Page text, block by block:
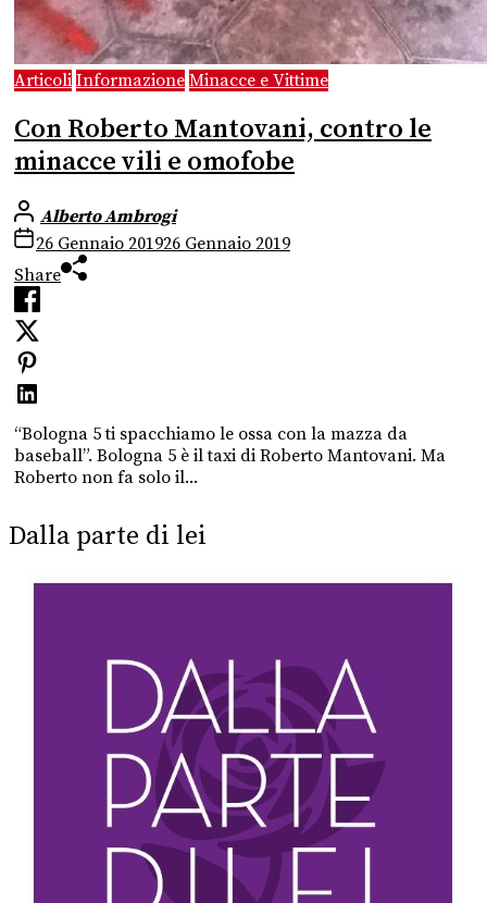
Articoli Informazione Minacce e Vittime
Con Roberto Mantovani, contro le
minacce vili e omofobe
Alberto Ambrogi
26 Gennaio 201926 Gennaio 2019
Share
“Bologna 5 ti spacchiamo le ossa con la mazza da
baseball”. Bologna 5 è il taxi di Roberto Mantovani. Ma
Roberto non fa solo il...
Dalla parte di lei